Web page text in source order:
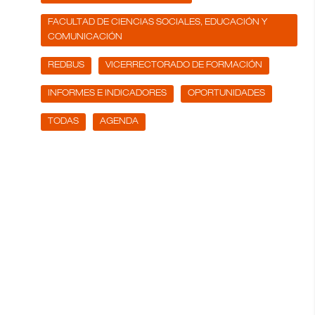
FACULTAD DE CIENCIAS SOCIALES, EDUCACIÓN Y
COMUNICACIÓN
REDBUS VICERRECTORADO DE FORMACIÓN
INFORMES E INDICADORES OPORTUNIDADES
TODAS AGENDA